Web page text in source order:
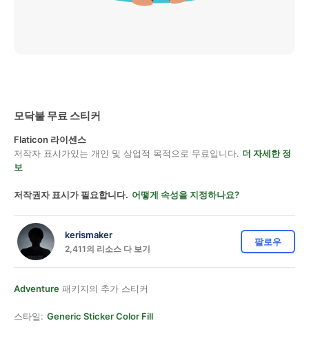
모닥불 무료 스티커
Flaticon 라이센스
저작자 표시가있는 개인 및 상업적 목적으로 무료입니다. 더 자세한 정
보
저작권자 표시가 필요합니다. 어떻게 속성을 지정하나요?
kerismaker
2,411의 리소스 다 보기
팔로우
Adventure 패키지의 추가 스티커
스타일: Generic Sticker Color Fill